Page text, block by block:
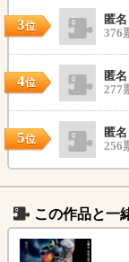
3位
匿名
376
4位
匿名
277
5位
匿名
256
この作品と一